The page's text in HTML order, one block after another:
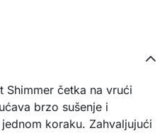
Shimmer četka na vrući
brzo sušenje i
koraku. Zahvaljujući